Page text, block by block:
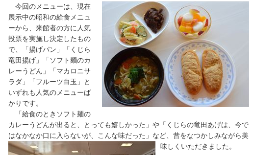
今回のメニューは、現在
展示中の昭和の給食メニュ
ーから、来館者の方に人気
投票を実施し決定したもの
で、「揚げパン」「くじら
竜田揚げ」「ソフト麺のカ
レーうどん」「マカロニサ
ラダ」「フルーツ白玉」と
いずれも人気のメニューば
かりです。
「給食のときソフト麺の
カレーうどんが出ると、とっても嬉しかった」や「くじらの竜田あげは、今で
はなかなか口に入らないが、こんな味だった」など、昔をなつかしみながら美
味しくいただきました。